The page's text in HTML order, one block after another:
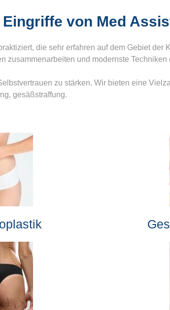
von Med
die sehr erfahren auf dem Gebiet der
zusammenarbeiten und modernste Techniken
zu stärken. Wir bieten eine
gesäßstraffung.